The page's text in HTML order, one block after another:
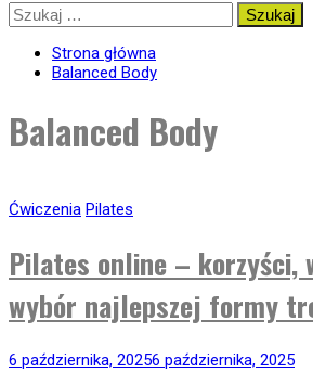
Przejdź
do
treści
Szukaj:
Strona główna
Balanced Body
Balanced Body
Ćwiczenia Pilates
Pilates online – korzyści,
wybór najlepszej formy
6 października, 20256 października, 2025